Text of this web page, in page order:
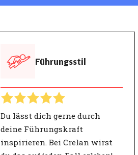
Führungsstil
Du lässt dich gerne durch
deine Führungskraft
inspirieren. Bei Crelan wirst